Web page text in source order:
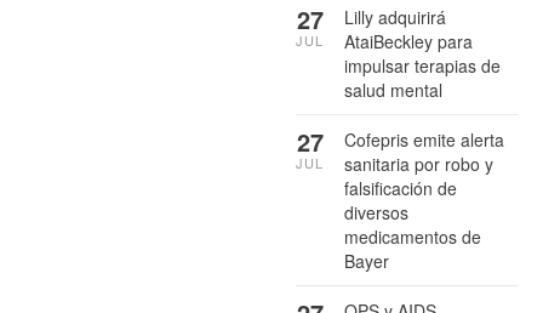
Lilly adquirirá
AtaiBeckley para
impulsar terapias de
salud mental
27
JUL
Cofepris emite alerta
sanitaria por robo y
falsificación de
diversos
medicamentos de
Bayer
27
JUL